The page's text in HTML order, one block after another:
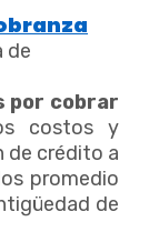
de
por cobrar
costos y
de crédito a
promedio
de